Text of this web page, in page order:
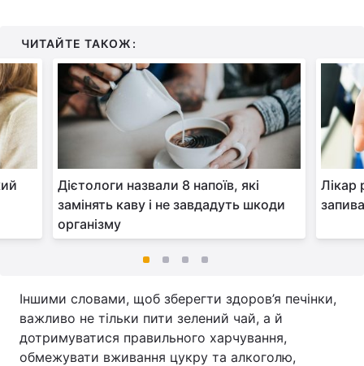
ЧИТАЙТЕ ТАКОЖ:
Дієтологи назвали 8 напоїв, які
замінять каву і не завдадуть шкоди
організму
Лікар
Іншими словами, щоб зберегти здоров’я печінки,
важливо не тільки пити зелений чай, а й
дотримуватися правильного харчування,
обмежувати вживання цукру та алкоголю,